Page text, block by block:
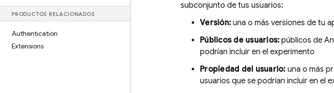
PRODUCTOS RELACIONADOS
Authentication
Extensions
subconjunto de tus usuarios:
Versión: una o más versiones de tu
Públicos de usuarios: públicos de
podrían incluir en el experimento
Propiedad del usuario: una o más
usuarios que se podrían incluir en el